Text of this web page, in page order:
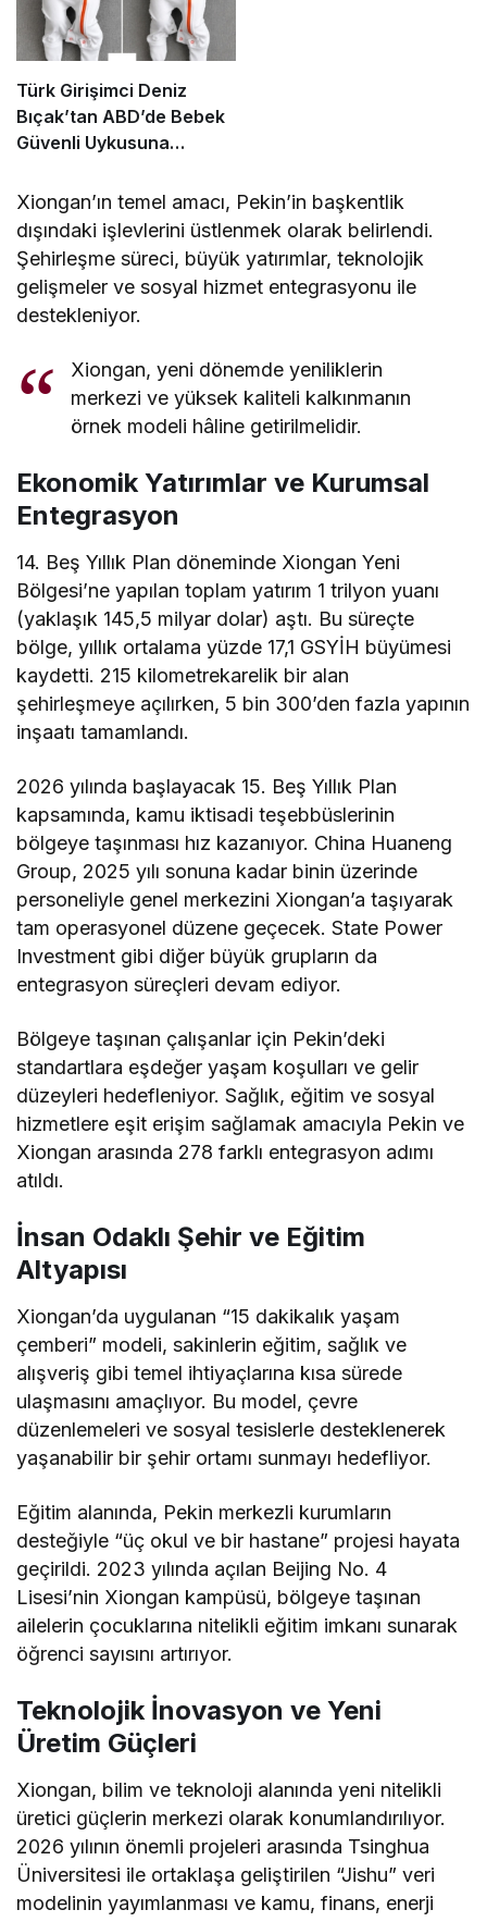
Türk Girişimci Deniz
Bıçak’tan ABD’de Bebek
Güvenli Uykusuna
Xiongan’ın temel amacı, Pekin’in başkentlik
dışındaki işlevlerini üstlenmek olarak belirlendi.
Şehirleşme süreci, büyük yatırımlar, teknolojik
gelişmeler ve sosyal hizmet entegrasyonu ile
destekleniyor.
Xiongan, yeni dönemde yeniliklerin
merkezi ve yüksek kaliteli kalkınmanın
örnek modeli hâline getirilmelidir.
Ekonomik Yatırımlar ve Kurumsal
Entegrasyon
14. Beş Yıllık Plan döneminde Xiongan Yeni
Bölgesi’ne yapılan toplam yatırım 1 trilyon yuanı
(yaklaşık 145,5 milyar dolar) aştı. Bu süreçte
bölge, yıllık ortalama yüzde 17,1 GSYİH büyümesi
kaydetti. 215 kilometrekarelik bir alan
şehirleşmeye açılırken, 5 bin 300’den fazla yapının
inşaatı tamamlandı.
2026 yılında başlayacak 15. Beş Yıllık Plan
kapsamında, kamu iktisadi teşebbüslerinin
bölgeye taşınması hız kazanıyor. China Huaneng
Group, 2025 yılı sonuna kadar binin üzerinde
personeliyle genel merkezini Xiongan’a taşıyarak
tam operasyonel düzene geçecek. State Power
Investment gibi diğer büyük grupların da
entegrasyon süreçleri devam ediyor.
Bölgeye taşınan çalışanlar için Pekin’deki
standartlara eşdeğer yaşam koşulları ve gelir
düzeyleri hedefleniyor. Sağlık, eğitim ve sosyal
hizmetlere eşit erişim sağlamak amacıyla Pekin ve
Xiongan arasında 278 farklı entegrasyon adımı
atıldı.
İnsan Odaklı Şehir ve Eğitim
Altyapısı
Xiongan’da uygulanan “15 dakikalık yaşam
çemberi” modeli, sakinlerin eğitim, sağlık ve
alışveriş gibi temel ihtiyaçlarına kısa sürede
ulaşmasını amaçlıyor. Bu model, çevre
düzenlemeleri ve sosyal tesislerle desteklenerek
yaşanabilir bir şehir ortamı sunmayı hedefliyor.
Eğitim alanında, Pekin merkezli kurumların
desteğiyle “üç okul ve bir hastane” projesi hayata
geçirildi. 2023 yılında açılan Beijing No. 4
Lisesi’nin Xiongan kampüsü, bölgeye taşınan
ailelerin çocuklarına nitelikli eğitim imkanı sunarak
öğrenci sayısını artırıyor.
Teknolojik İnovasyon ve Yeni
Üretim Güçleri
Xiongan, bilim ve teknoloji alanında yeni nitelikli
üretici güçlerin merkezi olarak konumlandırılıyor.
2026 yılının önemli projeleri arasında Tsinghua
Üniversitesi ile ortaklaşa geliştirilen “Jishu” veri
modelinin yayımlanması ve kamu, finans, enerji